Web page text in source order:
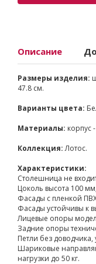
Описание
Размеры изделия:
47.8 см.
Варианты цвета:
Материалы:
Коллекция:Лотос.
Характеристики:
Столешница не
Цоколь высота 100
Фасады с пленкой
Фасады устойчивы к
Лицевые опоры
Задние опоры
Петли без
Шариковые
нагрузки до 50 кг.